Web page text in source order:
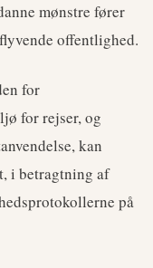
mønstre fører
offentlighed.
for
for rejser, og
kan
i betragtning af
på